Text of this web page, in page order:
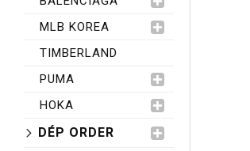
MLB KOREA
TIMBERLAND
PUMA
HOKA
DÉP ORDER